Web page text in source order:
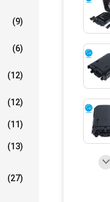
(9)
(6)
(12)
(12)
(11)
(13)
(27)